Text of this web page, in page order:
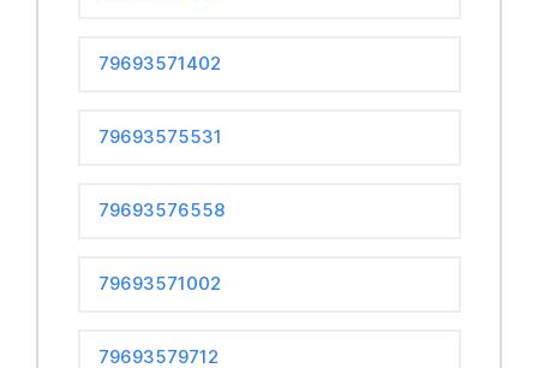
79693571402
79693575531
79693576558
79693571002
79693579712